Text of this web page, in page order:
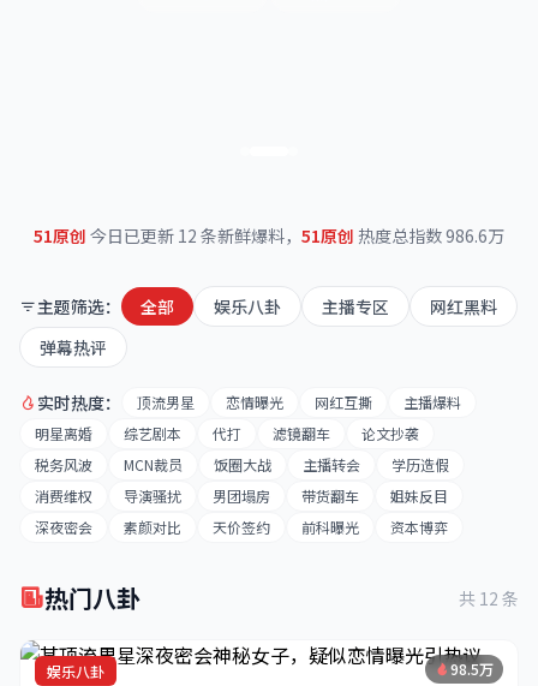
51原创 今日已更新 12 条新鲜爆料， 51原创 热度总指数 986.6万
主题筛选： 全部 娱乐八卦 主播专区
网红黑料
弹幕热评
实时热度： 顶流男星 恋情曝光 网红互撕
主播爆料
明星离婚
综艺剧本 代打 滤镜翻车
论文抄袭
税务风波
MCN裁员 饭圈大战 主播转会
学历造假
消费维权
导演骚扰 男团塌房 带货翻车
姐妹反目
深夜密会
素颜对比 天价签约 前科曝光 资本博弈
热门八卦 共 12 条
娱乐八卦 98.5万